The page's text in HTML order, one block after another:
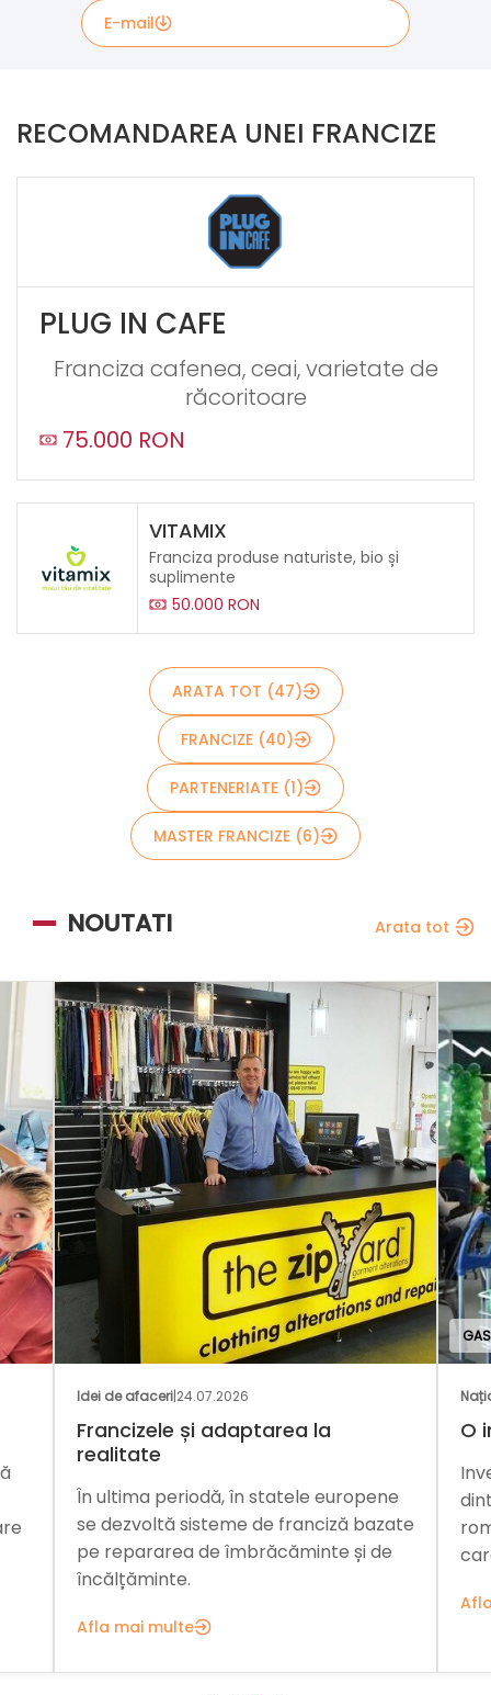
E-mail
fi trimise direct catre Verbatoria.
If
leave
this
RECOMANDAREA UNEI FRANCIZE
PLUG IN CAFE
Franciza cafenea, ceai, varietate de
răcoritoare
75.000 RON
VITAMIX
Franciza produse naturiste, bio și
suplimente
50.000 RON
ARATA TOT (47)
FRANCIZE (40)
PARTENERIATE (1)
MASTER FRANCIZE (6)
NOUTATI Arata tot
Idei de afaceri|24.07.2026
Francizele și adaptarea la
realitate
În ultima periodă, în statele europene
se dezvoltă sisteme de franciză bazate
pe repararea de îmbrăcăminte și de
încălțăminte.
Afla mai multe
O